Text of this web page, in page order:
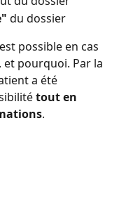
du dossier
possible en cas
et pourquoi. Par la
a été
tout en
.